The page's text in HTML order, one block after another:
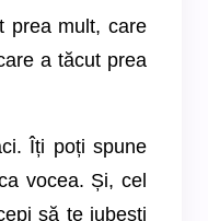
prea mult, care
a tăcut prea
Îți poți spune
vocea. Și, cel
să te iubești